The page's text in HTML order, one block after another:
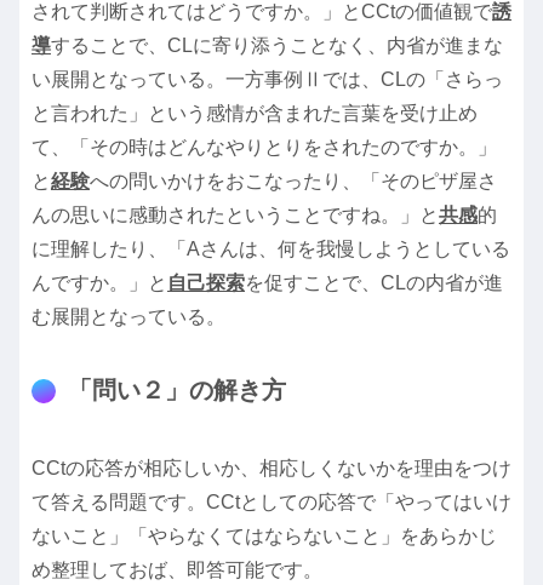
されて判断されてはどうですか。」とCCtの価値観で誘
導することで、CLに寄り添うことなく、内省が進まな
い展開となっている。一方事例Ⅱでは、CLの「さらっ
と言われた」という感情が含まれた言葉を受け止め
て、「その時はどんなやりとりをされたのですか。」
と経験への問いかけをおこなったり、「そのピザ屋さ
んの思いに感動されたということですね。」と共感的
に理解したり、「Aさんは、何を我慢しようとしている
んですか。」と 自己探索を促すことで、CLの内省が進
む展開となっている。
「問い２」の解き方
CCtの応答が相応しいか、相応しくないかを理由をつけ
て答える問題です。CCtとしての応答で「やってはいけ
ないこと」「やらなくてはならないこと」をあらかじ
め整理しておば、即答可能です。